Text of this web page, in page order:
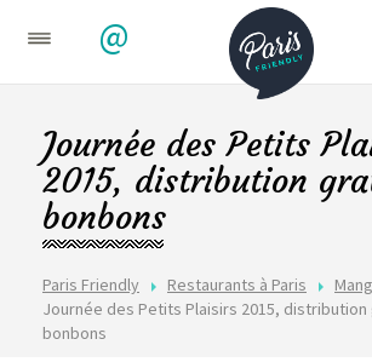
@
Paris Friendly Restaurants à Paris
Journée des Petits Plaisirs 2015,
bonbons
Journée des Petits
2015, distribution
bonbons